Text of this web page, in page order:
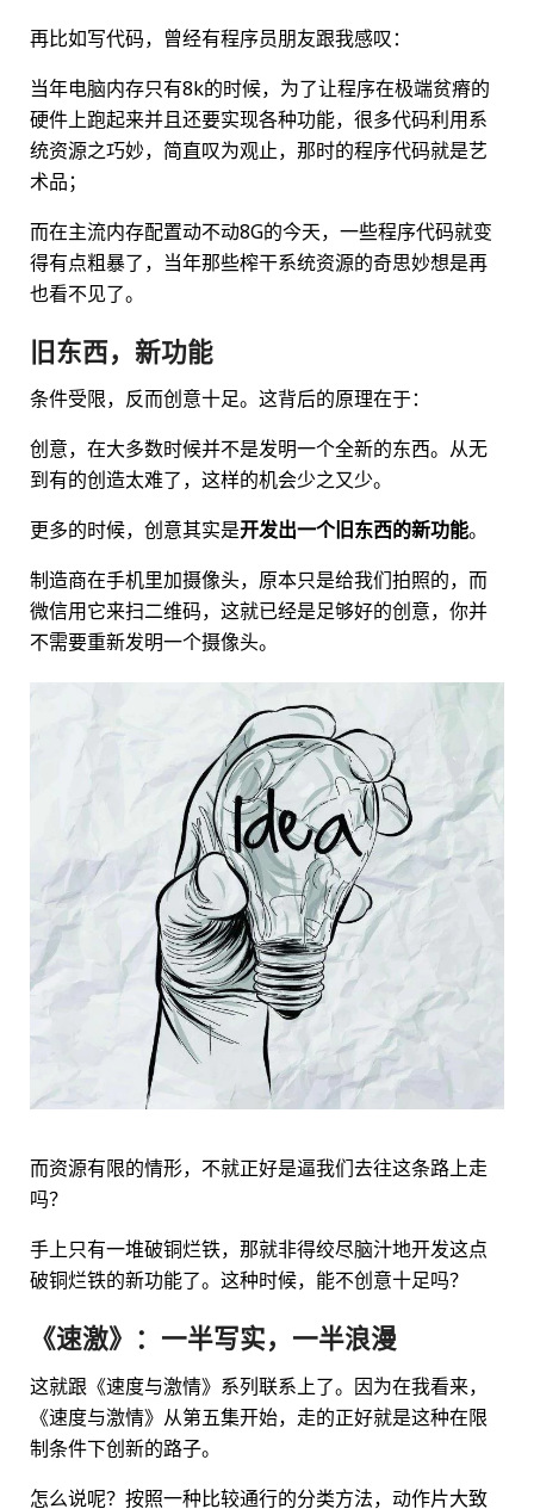
再比如写代码，曾经有程序员朋友跟我感叹：
当年电脑内存只有8k的时候，为了让程序在极端贫瘠的
硬件上跑起来并且还要实现各种功能，很多代码利用系
统资源之巧妙，简直叹为观止，那时的程序代码就是艺
术品；
而在主流内存配置动不动8G的今天，一些程序代码就变
得有点粗暴了，当年那些榨干系统资源的奇思妙想是再
也看不见了。
旧东西，新功能
条件受限，反而创意十足。这背后的原理在于：
创意，在大多数时候并不是发明一个全新的东西。从无
到有的创造太难了，这样的机会少之又少。
更多的时候，创意其实是开发出一个旧东西的新功能。
制造商在手机里加摄像头，原本只是给我们拍照的，而
微信用它来扫二维码，这就已经是足够好的创意，你并
不需要重新发明一个摄像头。
而资源有限的情形，不就正好是逼我们去往这条路上走
吗？
手上只有一堆破铜烂铁，那就非得绞尽脑汁地开发这点
破铜烂铁的新功能了。这种时候，能不创意十足吗？
《速激》：一半写实，一半浪漫
这就跟《速度与激情》系列联系上了。因为在我看来，
《速度与激情》从第五集开始，走的正好就是这种在限
制条件下创新的路子。
怎么说呢？按照一种比较通行的分类方法，动作片大致